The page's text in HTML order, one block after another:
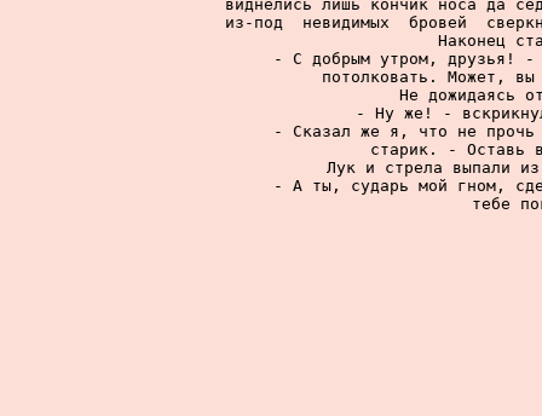
виднелись лишь кончик носа да
из-под  невидимых  бровей
Наконец
- С добрым утром, друзья!
потолковать. Может,
Не дожидаясь
- Ну же! -
- Сказал же я, что не
старик. - Оставь
Лук и стрела выпали
- А ты, сударь мой гном,
тебе